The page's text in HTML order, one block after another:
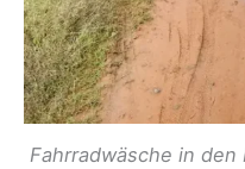
Fahrradwäsche in